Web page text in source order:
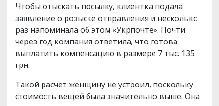
Чтобы отыскать посылку, клиентка подала
заявление о розыске отправления и несколько
раз напоминала об этом «Укрпочте». Почти
через год компания ответила, что готова
выплатить компенсацию в размере 7 тыс. 135
грн.
Такой расчёт женщину не устроил, поскольку
стоимость вещей была значительно выше. Она